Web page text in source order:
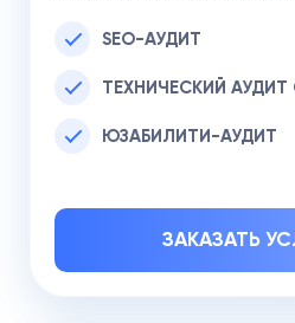
SEO-АУДИТ
ТЕХНИЧЕСКИЙ АУДИТ
ЮЗАБИЛИТИ-АУДИТ
ЗАКАЗАТЬ